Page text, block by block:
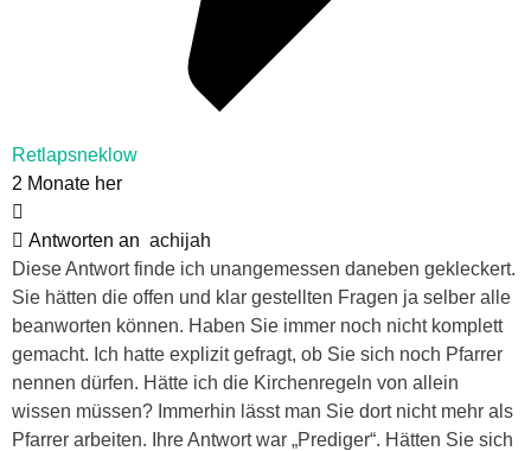
Retlapsneklow
2 Monate her
Antworten an achijah
Diese Antwort finde ich unangemessen daneben gekleckert.
Sie hätten die offen und klar gestellten Fragen ja selber alle
beanworten können. Haben Sie immer noch nicht komplett
gemacht. Ich hatte explizit gefragt, ob Sie sich noch Pfarrer
nennen dürfen. Hätte ich die Kirchenregeln von allein
wissen müssen? Immerhin lässt man Sie dort nicht mehr als
Pfarrer arbeiten. Ihre Antwort war „Prediger“. Hätten Sie sich